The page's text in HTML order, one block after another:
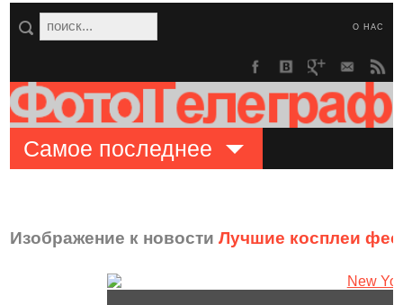
О НАС
Самое последнее
Изображение к новостиЛучшие косплеи